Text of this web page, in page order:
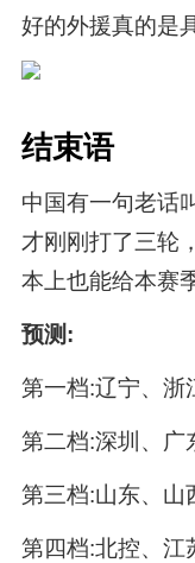
好的外援真的是
结束语
中国有一句老话
才刚刚打了三轮
本上也能给本赛
预测:
第一档:辽宁、浙
第二档:深圳、广
第三档:山东、山
第四档:北控、江